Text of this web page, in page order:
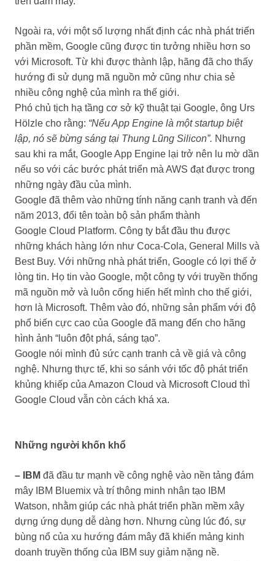
Ngoài ra, với một số lượng nhất định các nhà phát triển
phần mềm, Google cũng được tin tưởng nhiều hơn so
với Microsoft. Từ khi được thành lập, hãng đã cho thấy
hướng đi sử dụng mã nguồn mở cũng như chia sẻ
nhiều công nghệ của mình ra thế giới.
Phó chủ tịch hạ tầng cơ sở kỹ thuật tại Google, ông Urs
Hölzle cho rằng: “Nếu App Engine là một startup biệt
lập, nó sẽ bừng sáng tại Thung Lũng Silicon”. Nhưng
sau khi ra mắt, Google App Engine lại trở nên lu mờ dần
nếu so với các bước phát triển mà AWS đạt được trong
những ngày đầu của mình.
Google đã thêm vào những tính năng cạnh tranh và đến
năm 2013, đổi tên toàn bộ sản phẩm thành
Google Cloud Platform. Công ty bắt đầu thu được
những khách hàng lớn như Coca-Cola, General Mills và
Best Buy. Với những nhà phát triển, Google có lợi thế ở
lòng tin. Họ tin vào Google, một công ty với truyền thống
mã nguồn mở và luôn cống hiến hết mình cho thế giới,
hơn là Microsoft. Thêm vào đó, những sản phẩm với độ
phổ biến cực cao của Google đã mang đến cho hãng
hình ảnh “luôn đột phá, sáng tạo”.
Google nói mình đủ sức cạnh tranh cả về giá và công
nghệ. Nhưng thực tế, khi so sánh với tốc độ phát triển
khủng khiếp của Amazon Cloud và Microsoft Cloud thì
Google Cloud vẫn còn cách khá xa.
Những người khốn khổ
– IBM đã đầu tư mạnh về công nghệ vào nền tảng đám
mây IBM Bluemix và trí thông minh nhân tạo IBM
Watson, nhằm giúp các nhà phát triển phần mềm xây
dựng ứng dụng dễ dàng hơn. Nhưng cùng lúc đó, sự
bùng nổ của xu hướng đám mây đã khiến mảng kinh
doanh truyền thống của IBM suy giảm nặng nề.